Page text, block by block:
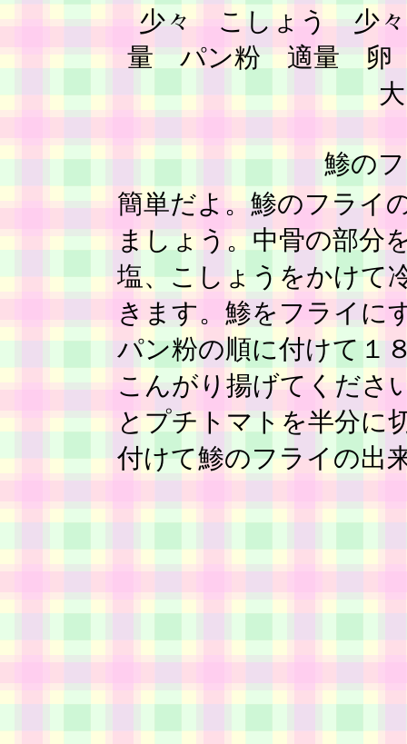
少々 こしょう 少
量 パン粉 適量
鯵の
簡単だよ。鯵のフライ
ましょう。中骨の部分
塩、こしょうをかけて
きます。鯵をフライに
パン粉の順に付けて１
こんがり揚げてくださ
とプチトマトを半分に
付けて鯵のフライの出